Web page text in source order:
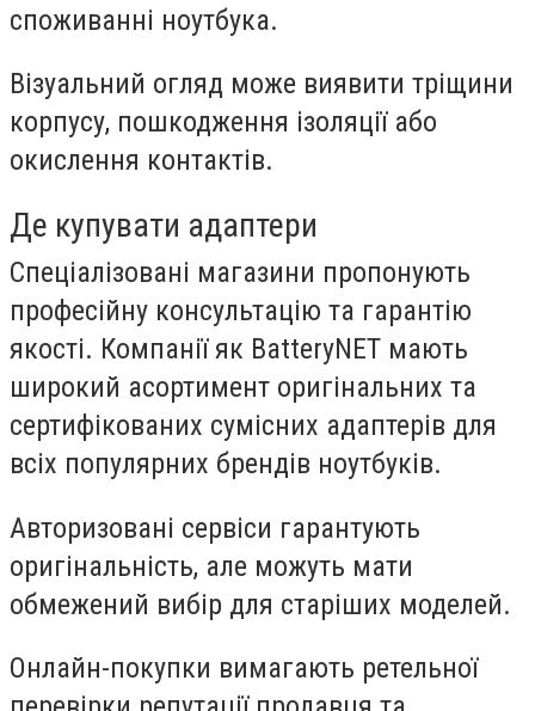
споживанні ноутбука.
Візуальний огляд може виявити тріщини
корпусу, пошкодження ізоляції або
окислення контактів.
Де купувати адаптери
Спеціалізовані магазини пропонують
професійну консультацію та гарантію
якості. Компанії як BatteryNET мають
широкий асортимент оригінальних та
сертифікованих сумісних адаптерів для
всіх популярних брендів ноутбуків.
Авторизовані сервіси гарантують
оригінальність, але можуть мати
обмежений вибір для старіших моделей.
Онлайн-покупки вимагають ретельної